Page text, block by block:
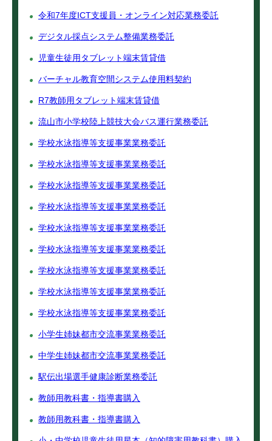
令和7年度ICT支援員・オンライン対応業務委託
デジタル採点システム整備業務委託
児童生徒用タブレット端末賃貸借
バーチャル教育空間システム使用料契約
R7教師用タブレット端末賃貸借
流山市小学校陸上競技大会バス運行業務委託
学校水泳指導等支援事業業務委託
学校水泳指導等支援事業業務委託
学校水泳指導等支援事業業務委託
学校水泳指導等支援事業業務委託
学校水泳指導等支援事業業務委託
学校水泳指導等支援事業業務委託
学校水泳指導等支援事業業務委託
学校水泳指導等支援事業業務委託
学校水泳指導等支援事業業務委託
小学生姉妹都市交流事業業務委託
中学生姉妹都市交流事業業務委託
駅伝出場選手健康診断業務委託
教師用教科書・指導書購入
教師用教科書・指導書購入